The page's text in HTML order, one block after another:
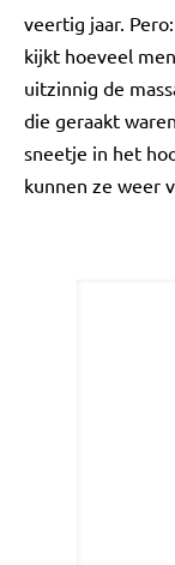
veertig jaar.
kijkt hoeveel
uitzinnig de
die geraakt
sneetje in het
kunnen ze weer